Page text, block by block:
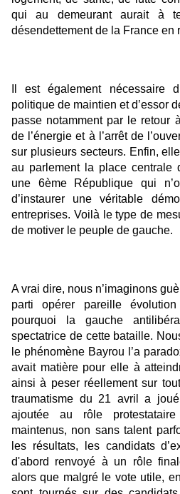
qui au demeurant aurait à
désendettement de la France en
Il est également nécessaire
politique de maintien et d’essor
passe notamment par le retour
de l’énergie et à l’arrêt de
sur plusieurs secteurs. Enfin,
au parlement la place centrale
une 6ème République qui
d’instaurer une véritable
entreprises. Voilà le type de
de motiver le peuple de gauche.
A vrai dire, nous n’imaginons
parti opérer pareille
pourquoi la gauche
spectatrice de cette bataille.
le phénomène Bayrou l’a
avait matière pour elle à
ainsi à peser réellement sur
traumatisme du 21 avril a
ajoutée au rôle
maintenus, non sans talent
les résultats, les candidats
d'abord renvoyé à un rôle
alors que malgré le vote utile,